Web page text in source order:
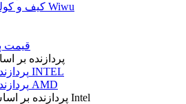
کیف و کوله Wiwu
قیمت
پردازنده بر
پردازنده INTEL
پردازنده AMD
پردازنده بر اساس نسل Intel